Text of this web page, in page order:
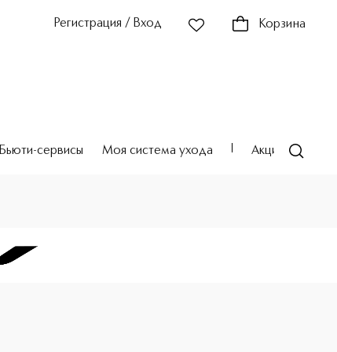
Регистрация / Вход Корзина
Бьюти-сервисы Моя система ухода Акции